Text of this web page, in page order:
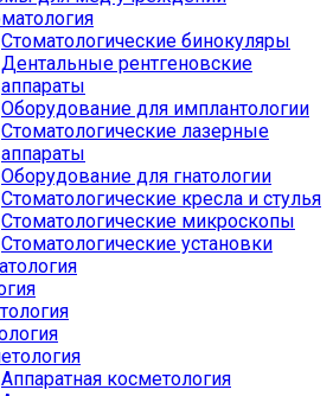
Стоматологические бинокуляры
Дентальные рентгеновские
аппараты
Оборудование для имплантологии
Стоматологические лазерные
аппараты
Оборудование для гнатологии
Стоматологические кресла и стулья
Стоматологические микроскопы
Стоматологические установки
Аппаратная косметология